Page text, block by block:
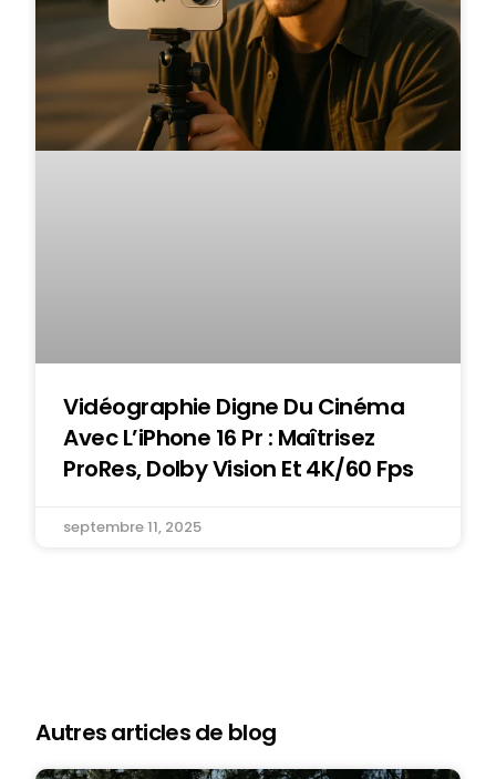
Vidéographie Digne Du Cinéma
Avec L’iPhone 16 Pr : Maîtrisez
ProRes, Dolby Vision Et 4K/60 Fps
septembre 11, 2025
Autres articles de blog